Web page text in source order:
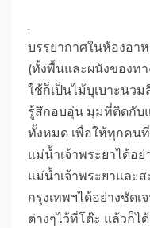
.
บรรยากาศในห้องอา
(ทั้งพื้นและผนังของทา
ใช้ก็เป็นไม้บุเบาะนว
รู้สึกอบอุ่น มุมที่ติดกับ
ทั้งหมด เพื่อให้ทุกคน
แม่น้ำเจ้าพระยาได้อ
แม่น้ำเจ้าพระยาและ
กรุงเทพฯได้อย่างชัด
ต่างๆไว้ที่โต๊ะ แล้วก็ไ